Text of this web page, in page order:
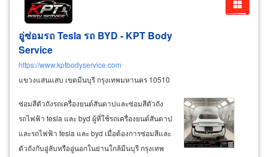
อู่ซ่อมรถ Tesla รถ BYD - KPT Body
Service
https://www.kptbodyservice.com
แขวงแสนแสบ เขตมีนบุรี กรุงเทพมหานคร 10510
ซ่อมสีตัวถังรถเครื่องยนต์สันดาปและซ่อมสีตัวถัง
รถไฟฟ้า tesla และ byd ผู้ที่ใช้รถเครื่องยนต์สันดาป
และรถไฟฟ้า tesla และ byd เมื่อต้องการซ่อมสีและ
ตัวถังกับอู่ลับหรืออู่นอกในย่านใกล้มีนบุรี กรุงเทพ